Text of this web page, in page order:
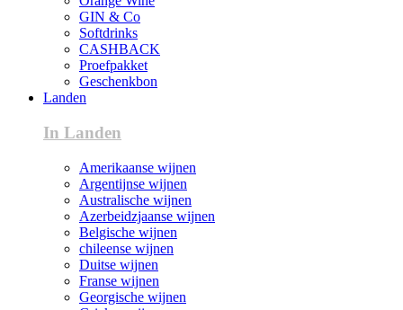
GIN & Co
Softdrinks
CASHBACK
Proefpakket
Geschenkbon
Landen
In Landen
Amerikaanse wijnen
Argentijnse wijnen
Australische wijnen
Azerbeidzjaanse wijnen
Belgische wijnen
chileense wijnen
Duitse wijnen
Franse wijnen
Georgische wijnen